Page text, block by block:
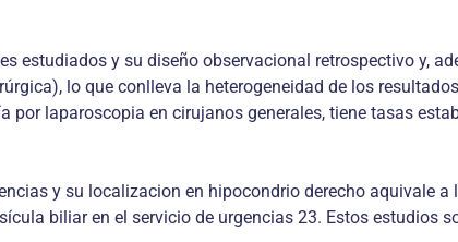
estudiados y su diseño ob­servacional retrospectivo y,
lo que conlleva la heterogeneidad de los
laparos­copia en cirujanos generales, tiene tasas
y su localizacion en hipo­condrio derecho aquivale
biliar en el servicio de urgencias 23. Estos estudios